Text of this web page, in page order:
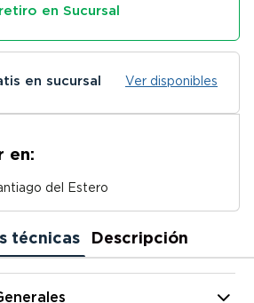
en Sucursal
en sucursal Ver disponibles
en:
del Estero
técnicas Descripción